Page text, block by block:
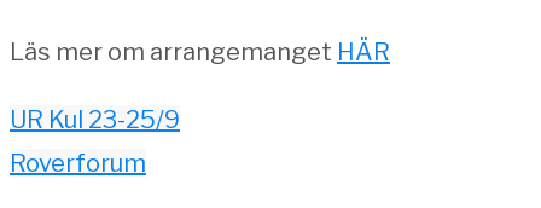
Läs mer om arrangemanget HÄR
UR Kul 23-25/9
Roverforum